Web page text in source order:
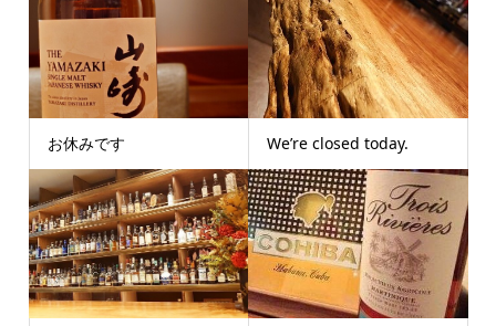
お休みです We’re closed today.